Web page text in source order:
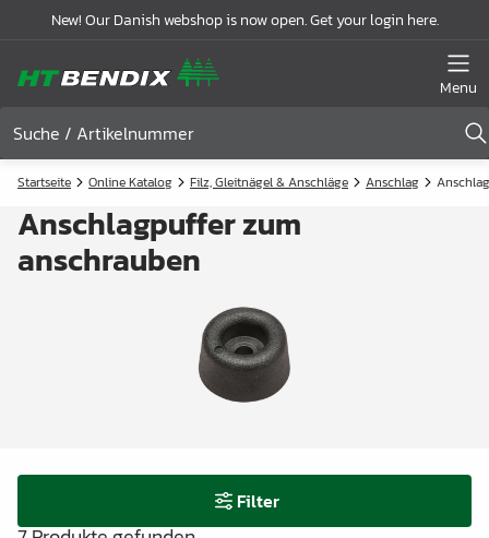
New! Our Danish webshop is now open. Get your login here.
Menu
Startseite Online Katalog Filz, Gleitnägel & Anschläge Anschlag
Anschlagpuffer zum
anschrauben
Filter